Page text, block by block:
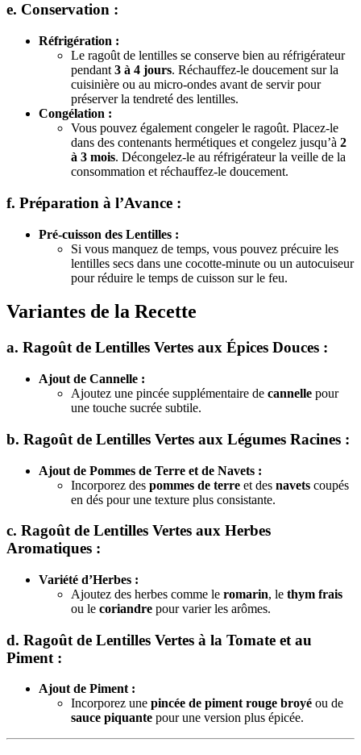
e. Conservation :
Réfrigération :
Le ragoût de lentilles se conserve bien au réfrigérateur
pendant 3 à 4 jours. Réchauffez-le doucement sur la
cuisinière ou au micro-ondes avant de servir pour
préserver la tendreté des lentilles.
Congélation :
Vous pouvez également congeler le ragoût. Placez-le
dans des contenants hermétiques et congelez jusqu’à 2
à 3 mois. Décongelez-le au réfrigérateur la veille de la
consommation et réchauffez-le doucement.
f. Préparation à l’Avance :
Pré-cuisson des Lentilles :
Si vous manquez de temps, vous pouvez précuire les
lentilles secs dans une cocotte-minute ou un autocuiseur
pour réduire le temps de cuisson sur le feu.
Variantes de la Recette
a. Ragoût de Lentilles Vertes aux Épices Douces :
Ajout de Cannelle :
Ajoutez une pincée supplémentaire de cannelle pour
une touche sucrée subtile.
b. Ragoût de Lentilles Vertes aux Légumes Racines :
Ajout de Pommes de Terre et de Navets :
Incorporez des pommes de terre et des navets coupés
en dés pour une texture plus consistante.
c. Ragoût de Lentilles Vertes aux Herbes
Aromatiques :
Variété d’Herbes :
Ajoutez des herbes comme le romarin, le thym frais
ou le coriandre pour varier les arômes.
d. Ragoût de Lentilles Vertes à la Tomate et au
Piment :
Ajout de Piment :
Incorporez une pincée de piment rouge broyé ou de
sauce piquante pour une version plus épicée.